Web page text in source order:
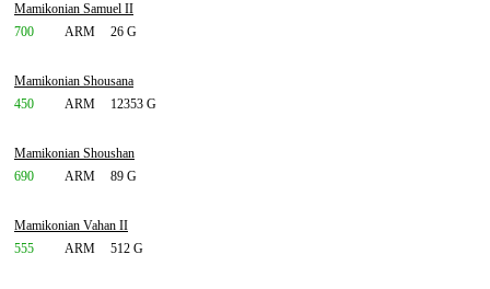
Mamikonian Samuel II
700
ARM 26 G
Mamikonian Shousana
450
ARM 12353 G
Mamikonian Shoushan
690
ARM 89 G
Mamikonian Vahan II
555
ARM 512 G